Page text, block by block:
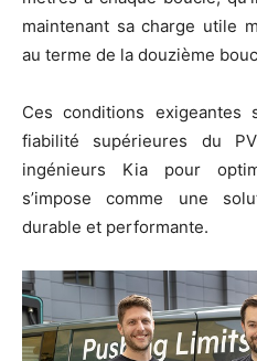
maintenant sa charge utile
au terme de la douzième
Ces conditions exigeantes
fiabilité supérieures du
ingénieurs Kia pour
s’impose comme une
durable et performante.